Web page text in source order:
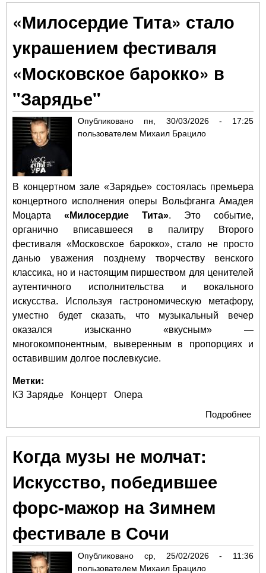
«Милосердие Тита» стало
украшением фестиваля
«Московское барокко» в
"Зарядье"
Опубликовано пн, 30/03/2026 - 17:25
пользователем Михаил Брацило
В концертном зале «Зарядье» состоялась премьера
концертного исполнения оперы Вольфганга Амадея
Моцарта «Милосердие Тита». Это событие,
органично вписавшееся в палитру Второго
фестиваля «Московское барокко», стало не просто
данью уважения позднему творчеству венского
классика, но и настоящим пиршеством для ценителей
аутентичного исполнительства и вокального
искусства. Используя гастрономическую метафору,
уместно будет сказать, что музыкальный вечер
оказался изысканно «вкусным» —
многокомпонентным, выверенным в пропорциях и
оставившим долгое послевкусие.
Метки:
КЗ Зарядье Концерт
Опера
Подробнее
Когда музы не молчат:
Искусство, победившее
форс-мажор на Зимнем
фестивале в Сочи
Опубликовано ср, 25/02/2026 - 11:36
пользователем Михаил Брацило